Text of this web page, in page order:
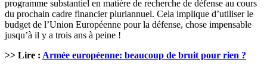
programme substantiel en matière de recherche de défense au cours
du prochain cadre financier pluriannuel. Cela implique d’utiliser le
budget de l’Union Européenne pour la défense, chose impensable
jusqu’à il y a trois ans à peine !
>> Lire : Armée européenne: beaucoup de bruit pour rien ?